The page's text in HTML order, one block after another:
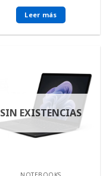
Leer más
SIN EXISTENCIAS